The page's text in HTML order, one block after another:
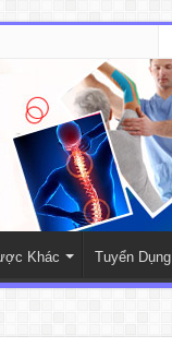
Khác Tuyển Dụng